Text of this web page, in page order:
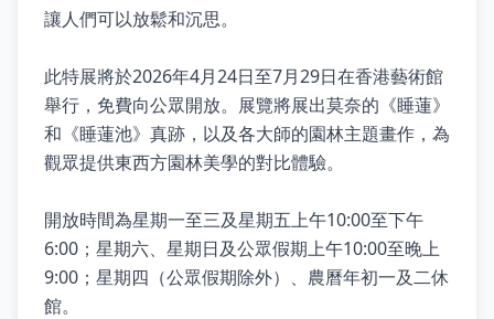
讓人們可以放鬆和沉思。
此特展將於2026年4月24日至7月29日在香港藝術館
舉行，免費向公眾開放。展覽將展出莫奈的《睡蓮》
和《睡蓮池》真跡，以及各大師的園林主題畫作，為
觀眾提供東西方園林美學的對比體驗。
開放時間為星期一至三及星期五上午10:00至下午
6:00；星期六、星期日及公眾假期上午10:00至晚上
9:00；星期四（公眾假期除外）、農曆年初一及二休
館。